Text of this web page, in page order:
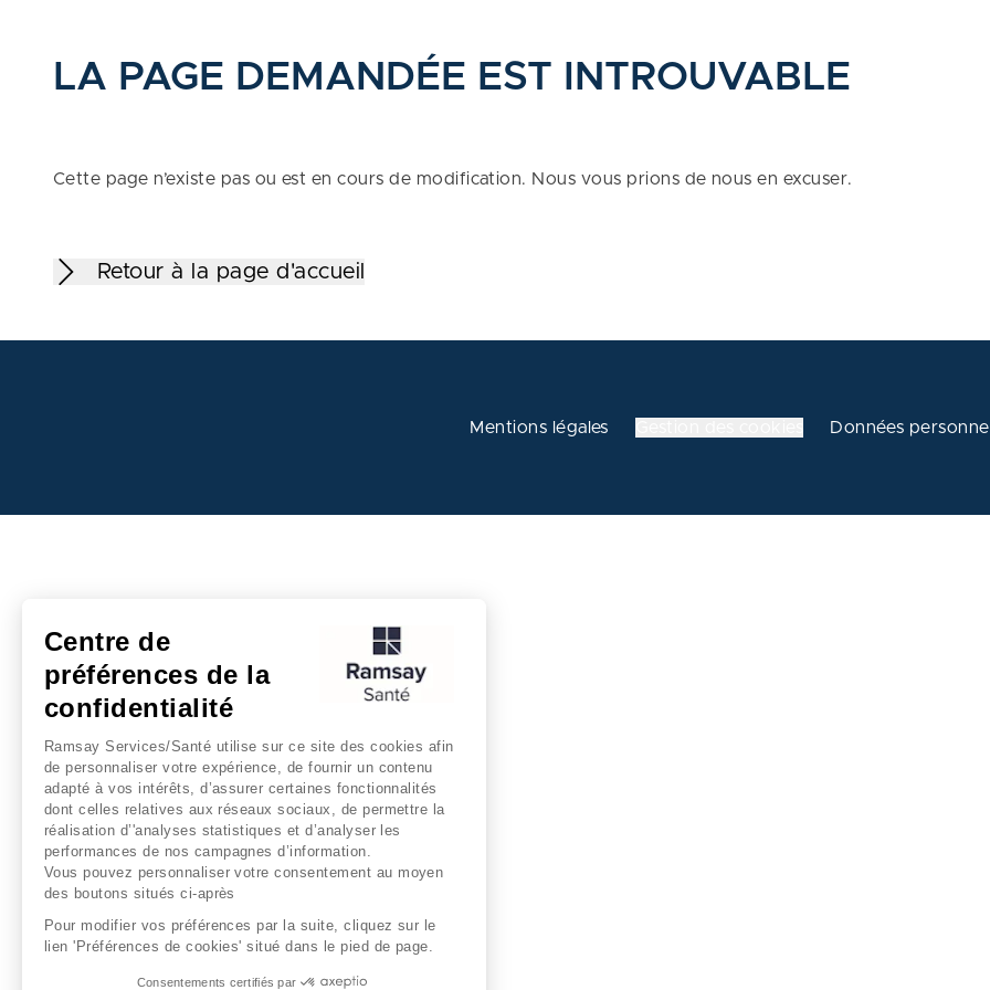
LA PAGE DEMANDÉE EST INTROUVABLE
Cette page n’existe pas ou est en cours de modification. Nous vous prions de nous en excuser.
Retour à la page d'accueil
Mentions légales Données
Centre de
préférences de la
confidentialité
Ramsay Services/Santé utilise sur ce site des cookies afin
de personnaliser votre expérience, de fournir un contenu
adapté à vos intérêts, d’assurer certaines fonctionnalités
dont celles relatives aux réseaux sociaux, de permettre la
réalisation d’'analyses statistiques et d’analyser les
performances de nos campagnes d’information.
Vous pouvez personnaliser votre consentement au moyen
des boutons situés ci-après
Pour modifier vos préférences par la suite, cliquez sur le
lien 'Préférences de cookies' situé dans le pied de page.
Consentements certifiés par